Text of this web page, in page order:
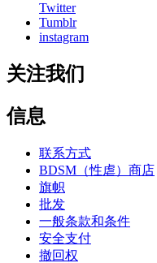
Twitter
Tumblr
instagram
关注我们
信息
联系方式
BDSM（性虐）商店
旗帜
批发
一般条款和条件
安全支付
撤回权